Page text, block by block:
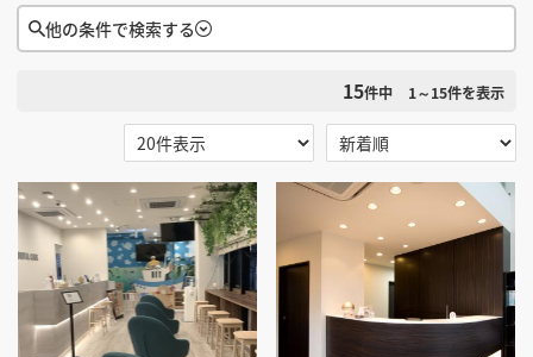
内装の費用相場シミュレーター
掲載希望のデザイン設計・施工会社様へ
店舗開業・改装をご検討中の方へ
他の条件で検索する
検索条件をクリア
千葉県
業種 選択する
医院・病院・クリニック
15件中 1～15件を表示